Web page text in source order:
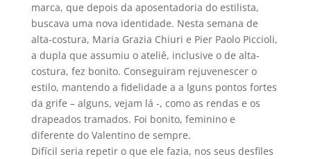
marca, que depois da aposentadoria do estilista,
buscava uma nova identidade. Nesta semana de
alta-costura, Maria Grazia Chiuri e Pier Paolo Piccioli,
a dupla que assumiu o ateliê, inclusive o de alta-
costura, fez bonito. Conseguiram rejuvenescer o
estilo, mantendo a fidelidade a a lguns pontos fortes
da grife – alguns, vejam lá -, como as rendas e os
drapeados tramados. Foi bonito, feminino e
diferente do Valentino de sempre.
Difí­cil seria repetir o que ele fazia, nos seus desfiles